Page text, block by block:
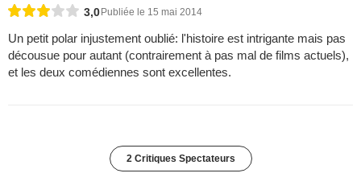
3,0Publiée le 15 mai 2014
Un petit polar injustement oublié: l'histoire est intrigante mais pas
décousue pour autant (contrairement à pas mal de films actuels),
et les deux comédiennes sont excellentes.
2 Critiques Spectateurs